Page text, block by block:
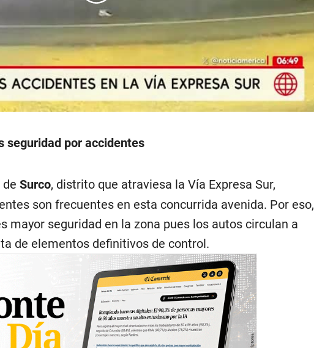
seguridad por accidentes
Surco, distrito que atraviesa la Vía Expresa Sur,
son frecuentes en esta concurrida avenida. Por eso,
mayor seguridad en la zona pues los autos circulan a
de elementos definitivos de control.